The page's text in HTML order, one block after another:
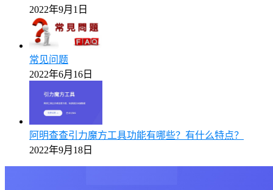
2022年9月1日
常见问题
2022年6月16日
阿明查查引力魔方工具功能有哪些？有什么特点？
2022年9月18日